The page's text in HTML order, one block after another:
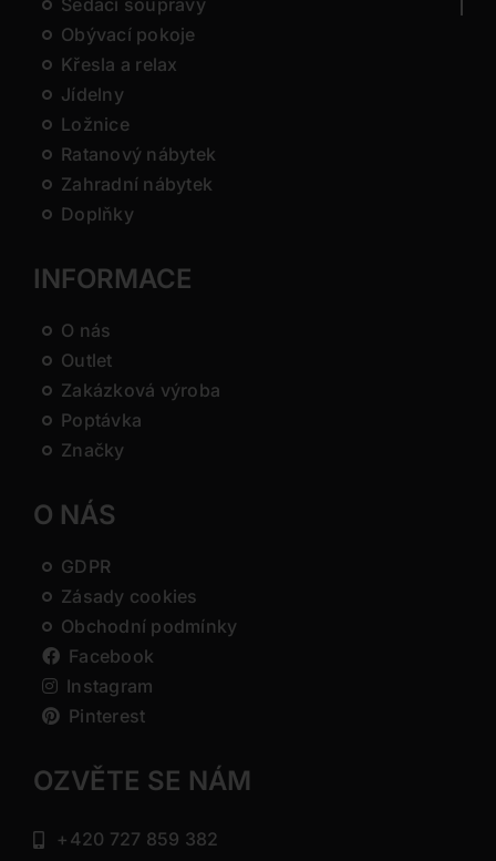
Sedací soupravy
Obývací pokoje
Křesla a relax
Jídelny
Ložnice
Ratanový nábytek
Zahradní nábytek
Doplňky
INFORMACE
O nás
Outlet
Zakázková výroba
Poptávka
Značky
O NÁS
GDPR
Zásady cookies
Obchodní podmínky
Facebook
Instagram
Pinterest
OZVĚTE SE NÁM
+420 727 859 382